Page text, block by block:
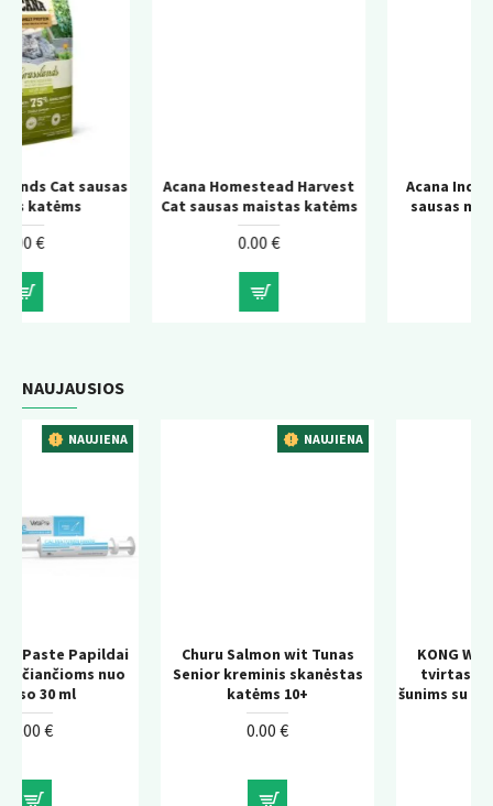
Acana Homestead Harvest
Cat sausas maistas katėms
Acana Indoor Entree
sausas maistas
NAUJAUSIOS
nuo
NAUJIENA
Churu Salmon wit Tunas
Senior kreminis skanėstas
katėms 10+
KONG Wild Knots
tvirtas pliušinis
šunims su virvės